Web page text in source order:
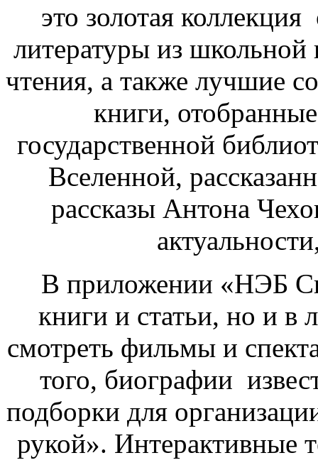
это золотая
литературы из
чтения, а также лучшие
книги,
государственной
Вселенной,
рассказы Антона
В приложении «НЭБ
книги и статьи, но и в
смотреть фильмы и
того, биографии
подборки для
рукой». Интерактивные